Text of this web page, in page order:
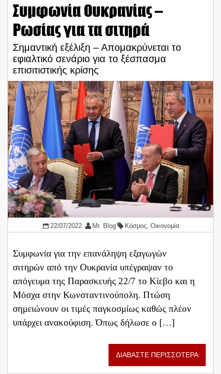
Συμφωνία Ουκρανίας –
Ρωσίας για τα σιτηρά
Σημαντική εξέλιξη – Απομακρύνεται το
εφιαλτικό σενάριο για το ξέσπασμα
επισιτιστικής κρίσης
22/07/2022 Mr. Blog Κόσμος,Οικονομία
Συμφωνία για την επανάληψη εξαγωγών
σιτηρών από την Ουκρανία υπέγραψαν το
απόγευμα της Παρασκευής 22/7 το Κίεβο και η
Μόσχα στην Κωνσταντινούπολη. Πτώση
σημειώνουν οι τιμές παγκοσμίως καθώς πλέον
υπάρχει ανακούφιση. Όπως δήλωσε ο […]
ΔΙΑΒΑΣΤΕ ΠΕΡΙΣΣΟΤΕΡΑ